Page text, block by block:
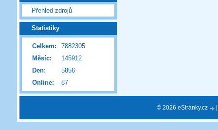
Přehled zdrojů
Statistiky
Online: 87
Celkem:
7882305
Měsíc:
145912
Den:
5856
© 2026 eStránky.cz